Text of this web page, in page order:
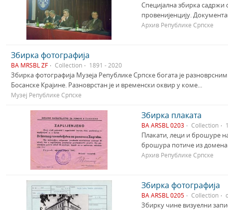
Специјална збирка садржи
провенијенцију.
Архив Републике Српске
Збирка фотографија
BA MRSBL ZF Collection 1891 - 2020
Збирка фотографија Музеја Републике Српске богата је
Босанске Крајине. Разноврстан је и временски оквир у коме...
Музеј Републике Српске
Збирка плаката
BA ARSBL 0203 Collection
Плакати, леци и брошуре
брошура потиче из домена
Архив Републике Српске
Збирка фотографија
BA ARSBL 0205 Collection
Збирку чине визуелни